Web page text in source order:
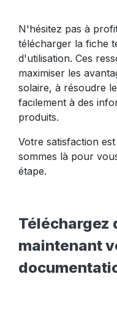
N'hésitez pas à
télécharger la fiche
d'utilisation. Ces
maximiser les
solaire, à résoudre
facilement à des
produits.
Votre satisfaction
sommes là pour
étape.
Téléchargez
maintenant